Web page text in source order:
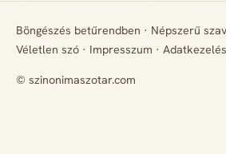
Böngészés betűrendben · Népszerű
Véletlen szó · Impresszum ·
© szinonimaszotar.com